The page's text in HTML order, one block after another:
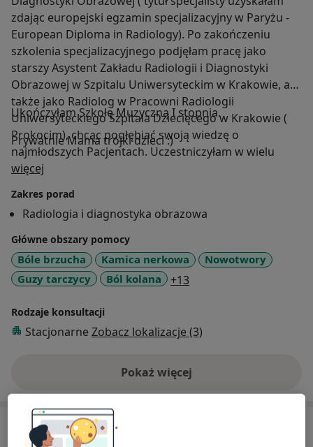
zdając europejski egzamin specjalizacyjny w Paryżu -
European Diploma in Radiology). Po zakończeniu
szkolenia specjalizacyjnego podjęłam pracę jako
starszy Asystent Zakładu Radiologii i Diagnostyki
Obrazowej w Szpitalu Uniwersyteckim w Krakowie, a
także jako Radiolog w Pracowni Radiologii
Uniwersyteckiego Szpitala Dziecięcego w Krakowie (
Prokocim), chcąc pogłębiać swoją wiedzę o
najmłodszych Pacjentach. Uczestniczyłam w wielu
warsztatach oraz kursach doszkalających w kraju i za
układu mięśniowo-szkieletowego ( stawów),
obrazowaniu stanów nagłych, radiologia pediatryczna.
Ukończyłam Szkołę Muzyczną I stopnia.
Prywatnie Mama trójki dzieci :)
więcej
Zakres porad
Radiologia i diagnostyka obrazowa
Główne obszary pomocy
Bóle brzucha Kamica nerkowa
Nowotwory
Guzy tarczycy
Ból kolana +13
Rodzaje konsultacji
Stacjonarne Zobacz lokalizacje (3)
Pokaż więcejo doświadczeniu
Usługi i ceny